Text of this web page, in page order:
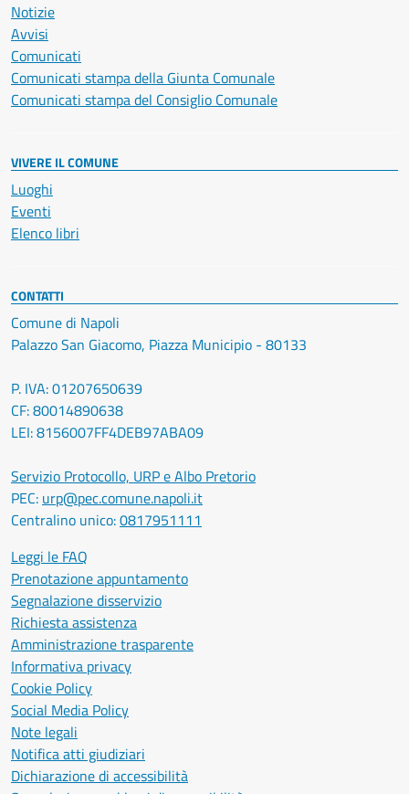
Notizie
Avvisi
Comunicati
Comunicati stampa della Giunta Comunale
Comunicati stampa del Consiglio Comunale
VIVERE IL COMUNE
Luoghi
Eventi
Elenco libri
CONTATTI
Comune di Napoli
Palazzo San Giacomo, Piazza Municipio - 80133
P. IVA: 01207650639
CF: 80014890638
LEI: 8156007FF4DEB97ABA09
Servizio Protocollo, URP e Albo Pretorio
PEC: urp@pec.comune.napoli.it
Centralino unico:0817951111
Leggi le FAQ
Prenotazione appuntamento
Segnalazione disservizio
Richiesta assistenza
Amministrazione trasparente
Informativa privacy
Cookie Policy
Social Media Policy
Note legali
Notifica atti giudiziari
Dichiarazione di accessibilità